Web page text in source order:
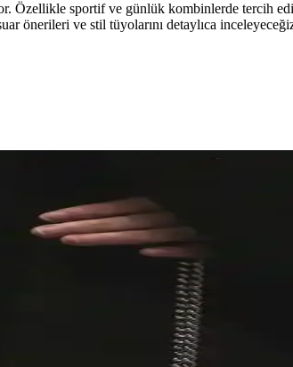
sportif ve günlük kombinlerde tercih
ve stil tüyolarını detaylıca
modellerle günlük hayatın ihtiyaçlarına
İkinci el piyasasında uygun fiyatlı, manevi
Stil, özgünlük ve mutlulukla anlam kazanır.